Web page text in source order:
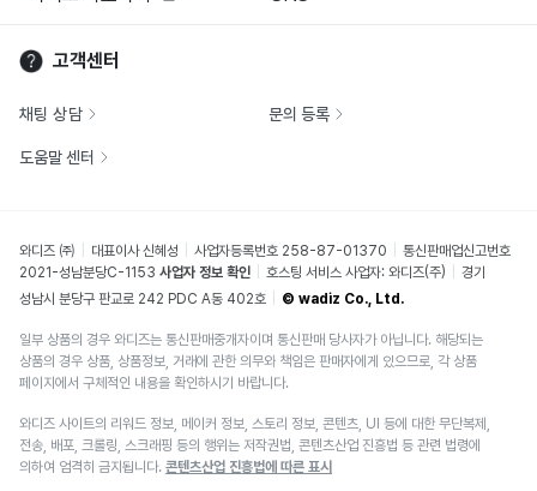
고객센터
채팅 상담 문의 등록
도움말 센터
와디즈 ㈜ 대표이사 신혜성 사업자등록번호 258-87-01370
통신판매업신고번호
2021-성남분당C-1153 사업자 정보 확인 호스팅 서비스 사업자: 와디즈(주)
경기
성남시 분당구 판교로 242 PDC A동 402호
© wadiz Co., Ltd.
일부 상품의 경우 와디즈는 통신판매중개자이며 통신판매 당사자가 아닙니다. 해당되는
상품의 경우 상품, 상품정보, 거래에 관한 의무와 책임은 판매자에게 있으므로, 각 상품
페이지에서 구체적인 내용을 확인하시기 바랍니다.
와디즈 사이트의 리워드 정보, 메이커 정보, 스토리 정보, 콘텐츠, UI 등에 대한 무단복제,
전송, 배포, 크롤링, 스크래핑 등의 행위는 저작권법, 콘텐츠산업 진흥법 등 관련 법령에
의하여 엄격히 금지됩니다. 콘텐츠산업 진흥법에 따른 표시